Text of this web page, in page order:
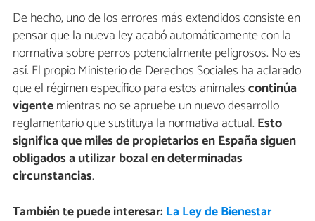
De hecho, uno de los errores más extendidos consiste en
pensar que la nueva ley acabó automáticamente con la
normativa sobre perros potencialmente peligrosos. No es
así. El propio Ministerio de Derechos Sociales ha aclarado
que el régimen específico para estos animalescontinúa
vigentemientras no se apruebe un nuevo desarrollo
reglamentario que sustituya la normativa actual. Esto
significa que miles de propietarios en España siguen
obligados a utilizar bozal en determinadas
circunstancias.
También te puede interesar: La Ley de Bienestar